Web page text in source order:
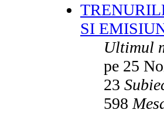
SI
Ultimul
pe 25
23
598